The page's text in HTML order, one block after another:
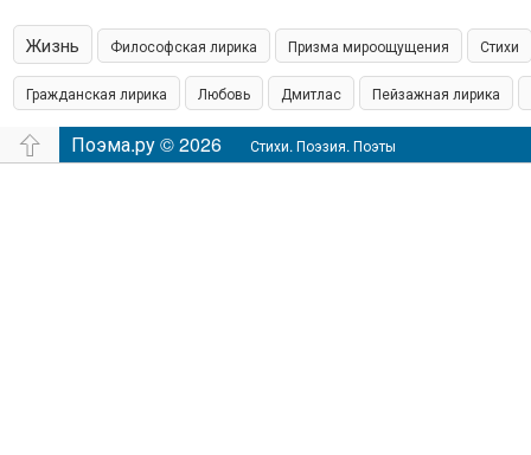
Жизнь Философская лирика Призма мироощущения Стихи
Гражданская лирика Любовь Дмитлас Пейзажная лирика
островская пишет Шамонин Сказки Юмор
Поэма.ру © 2026 Стихи. Поэзия. Поэты